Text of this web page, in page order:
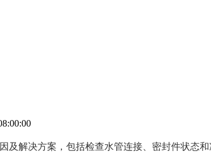
及解决方案，包括检查水管连接、密封件状态